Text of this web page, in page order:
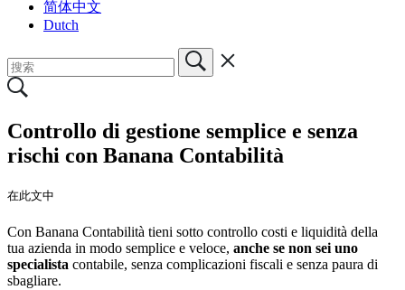
简体中文
Dutch
Controllo di gestione semplice e senza
rischi con Banana Contabilità
在此文中
Con Banana Contabilità tieni sotto controllo costi e liquidità della
tua azienda in modo semplice e veloce, anche se non sei uno
specialista contabile, senza complicazioni fiscali e senza paura di
sbagliare.